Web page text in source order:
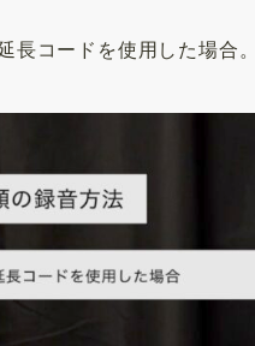
長コードを使用した場合